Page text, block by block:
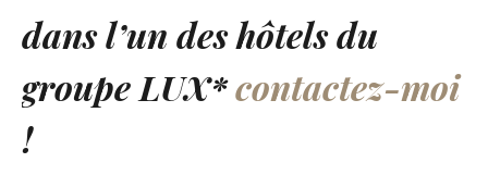
dans l’un des hôtels du
groupe LUX*contactez-moi
!